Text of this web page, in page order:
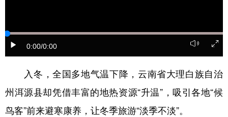
0:00/0:00
入冬，全国多地气温下降，云南省大理白族自治
州洱源县却凭借丰富的地热资源“升温”，吸引各地“候
鸟客”前来避寒康养，让冬季旅游“淡季不淡”。